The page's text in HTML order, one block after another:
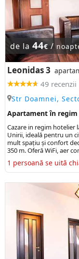
de la 44€/
Leonidas 3
49 recenzii
Str Doamnei,
Apartament în
Cazare in regim hotelier
Unirii, ideală pentru un
mult spațiu și confort
350 m. Oferă WiFi, aer
1 persoană se uită